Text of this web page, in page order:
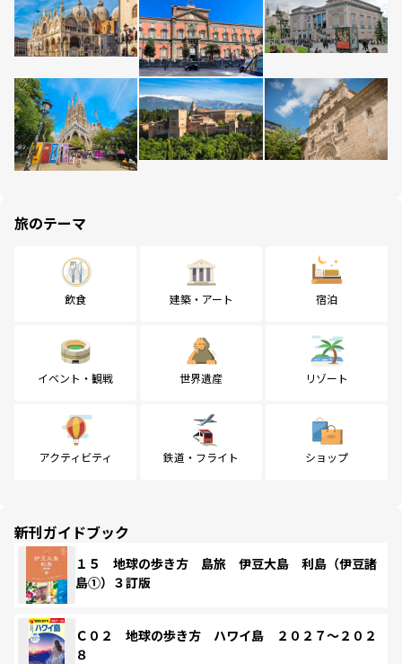
旅のテーマ
飲食 建築・アート 宿泊
イベント・観戦 世界遺産 リゾート
アクティビティ 鉄道・フライト ショップ
新刊ガイドブック
１５ 地球の歩き方 島旅 伊豆大島 利島（伊豆諸
島①）３訂版
Ｃ０２ 地球の歩き方 ハワイ島 ２０２７～２０２
８